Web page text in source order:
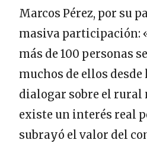
Marcos Pérez, por su
masiva participación:
más de 100 personas
muchos de ellos
dialogar sobre el rural
existe un interés real
subrayó el valor del